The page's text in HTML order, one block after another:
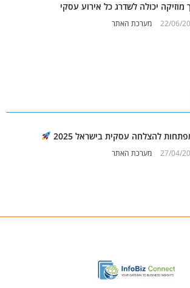
מוזיקה יכולה לשדרג כל אירוע עסקי
22/06/ מערכת האתר
להצלחה עסקית בישראל 2025
27/04/ מערכת האתר